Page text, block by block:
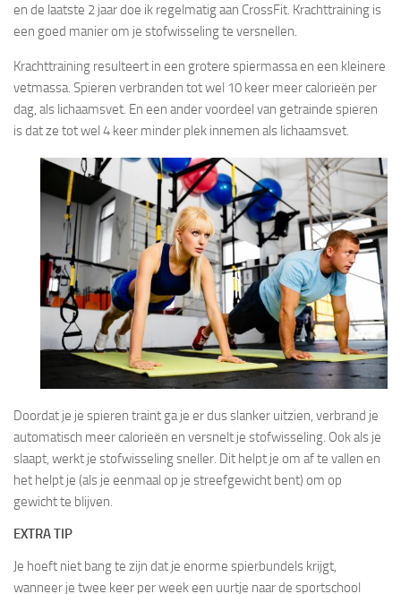
en de laatste 2 jaar doe ik regelmatig aan CrossFit. Krachttraining is
een goed manier om je stofwisseling te versnellen.
Krachttraining resulteert in een grotere spiermassa en een kleinere
vetmassa. Spieren verbranden tot wel 10 keer meer calorieën per
dag, als lichaamsvet. En een ander voordeel van getrainde spieren
is dat ze tot wel 4 keer minder plek innemen als lichaamsvet.
Doordat je je spieren traint ga je er dus slanker uitzien, verbrand je
automatisch meer calorieën en versnelt je stofwisseling. Ook als je
slaapt, werkt je stofwisseling sneller. Dit helpt je om af te vallen en
het helpt je (als je eenmaal op je streefgewicht bent) om op
gewicht te blijven.
EXTRA TIP
Je hoeft niet bang te zijn dat je enorme spierbundels krijgt,
wanneer je twee keer per week een uurtje naar de sportschool